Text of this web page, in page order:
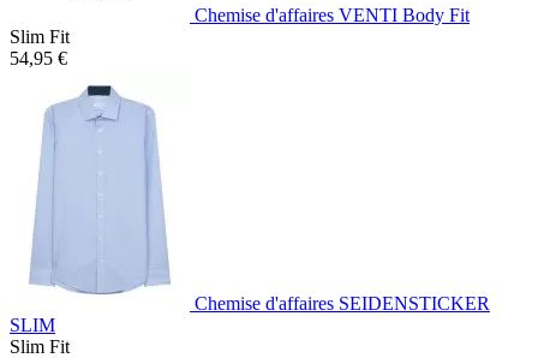
Chemise d'affaires VENTI Body Fit
Slim Fit
54,95 €
Chemise d'affaires SEIDENSTICKER
SLIM
Slim Fit